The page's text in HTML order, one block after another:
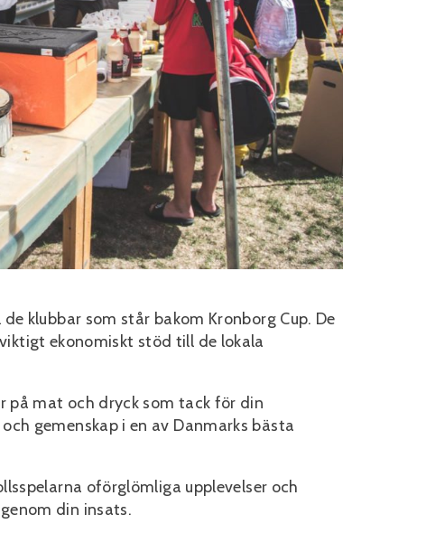
klubbar som står bakom Kronborg Cup. De
ekonomiskt stöd till de lokala
på mat och dryck som tack för din
gemenskap i en av Danmarks bästa
oförglömliga upplevelser och
din insats.